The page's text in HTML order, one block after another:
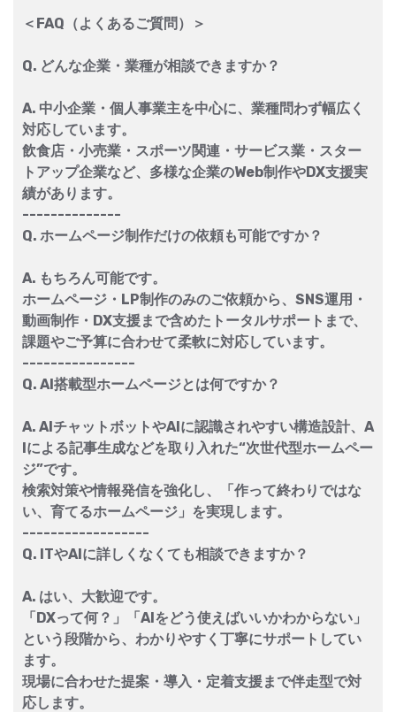
＜FAQ（よくあるご質問）＞
Q. どんな企業・業種が相談できますか？
A. 中小企業・個人事業主を中心に、業種問わず幅広く
対応しています。
飲食店・小売業・スポーツ関連・サービス業・スター
トアップ企業など、多様な企業のWeb制作やDX支援実
績があります。
--------------
Q. ホームページ制作だけの依頼も可能ですか？
A. もちろん可能です。
ホームページ・LP制作のみのご依頼から、SNS運用・
動画制作・DX支援まで含めたトータルサポートまで、
課題やご予算に合わせて柔軟に対応しています。
----------------
Q. AI搭載型ホームページとは何ですか？
A. AIチャットボットやAIに認識されやすい構造設計、A
Iによる記事生成などを取り入れた“次世代型ホームペー
ジ”です。
検索対策や情報発信を強化し、「作って終わりではな
い、育てるホームページ」を実現します。
------------------
Q. ITやAIに詳しくなくても相談できますか？
A. はい、大歓迎です。
「DXって何？」「AIをどう使えばいいかわからない」
という段階から、わかりやすく丁寧にサポートしてい
ます。
現場に合わせた提案・導入・定着支援まで伴走型で対
応します。